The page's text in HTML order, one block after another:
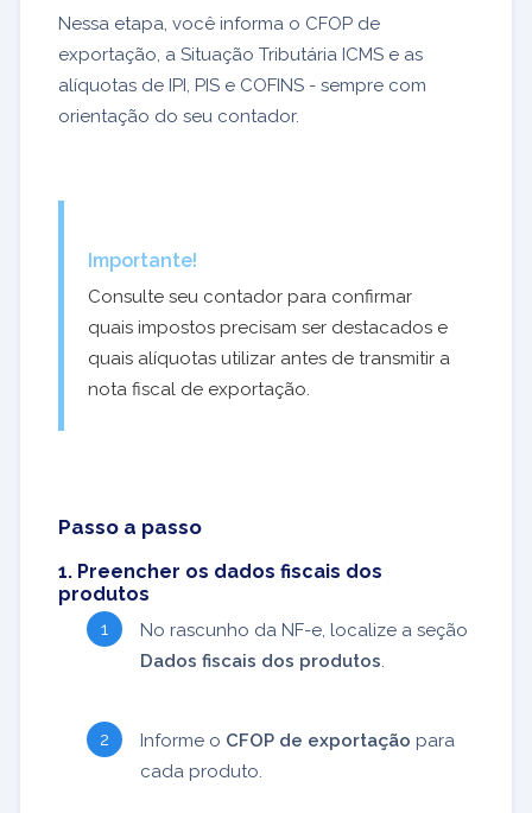
Nessa etapa, você informa o CFOP de
exportação, a Situação Tributária ICMS e as
alíquotas de IPI, PIS e COFINS - sempre com
orientação do seu contador.
Importante!
Consulte seu contador para confirmar
quais impostos precisam ser destacados e
quais alíquotas utilizar antes de transmitir a
nota fiscal de exportação.
Passo a passo
1. Preencher os dados fiscais dos
produtos
No rascunho da NF-e, localize a seção
Dados fiscais dos produtos
Informe o CFOP de exportação para
cada produto.